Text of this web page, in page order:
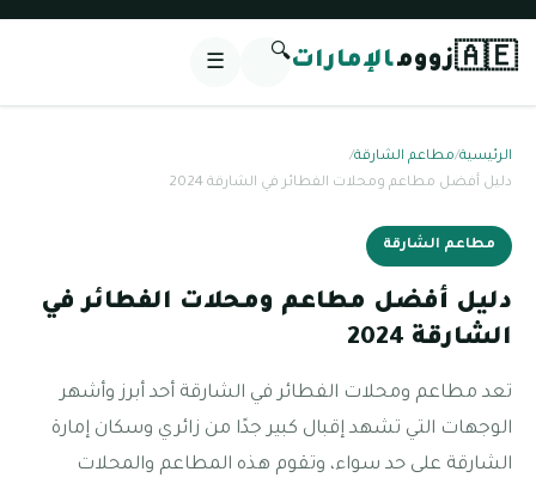
🇦🇪زوومالإمارات🔍
☰
الرئيسية/مطاعم الشارقة/
دليل أفضل مطاعم ومحلات الفطائر في الشارقة 2024
مطاعم الشارقة
دليل أفضل مطاعم ومحلات الفطائر في
الشارقة 2024
تعد مطاعم ومحلات الفطائر في الشارقة أحد أبرز وأشهر
الوجهات التي تشهد إقبال كبير جدًا من زائري وسكان إمارة
الشارقة على حد سواء، وتقوم هذه المطاعم والمحلات